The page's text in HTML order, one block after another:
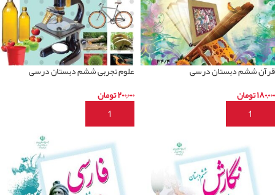
قرآن ششم دبستان درسی
۱۸۰,۰۰۰تومان
افزودن به سبد خرید
علوم تجربی ششم دبستان درسی
۲۰۰,۰۰۰تومان
افزودن به سبد خرید